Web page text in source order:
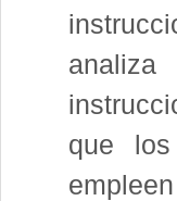
que los